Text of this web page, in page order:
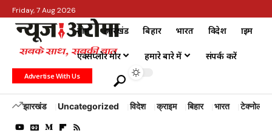
Friday, 7 Aug 2026
होम झारखंड बिहार भारत विदेश क्राइम
एक्सप्लोर मोर हमारे बारे में संपर्क करें
Advertise With Us
झारखंड Uncategorized विदेश क्राइम बिहार भारत टेक्नोलॉजी